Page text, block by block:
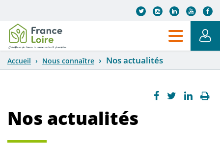
Accueil Nous connaître Nos actualités
Nos actualités